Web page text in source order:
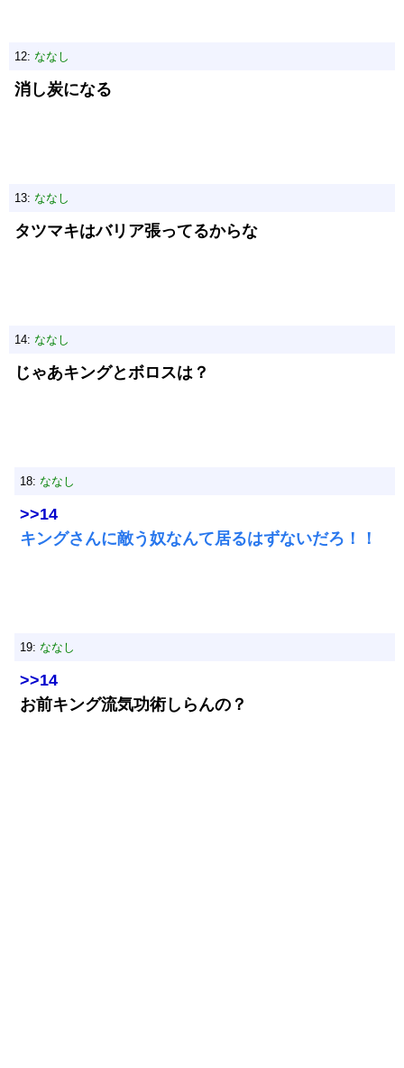
12: ななし
消し炭になる
13: ななし
タツマキはバリア張ってるからな
14: ななし
じゃあキングとボロスは？
18: ななし
>>14
キングさんに敵う奴なんて居るはずないだろ！！
19: ななし
>>14
お前キング流気功術しらんの？